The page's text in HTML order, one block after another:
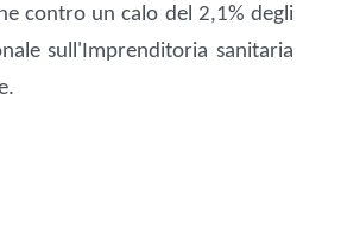
contro un calo del 2,1% degli
sull'Imprenditoria sanitaria